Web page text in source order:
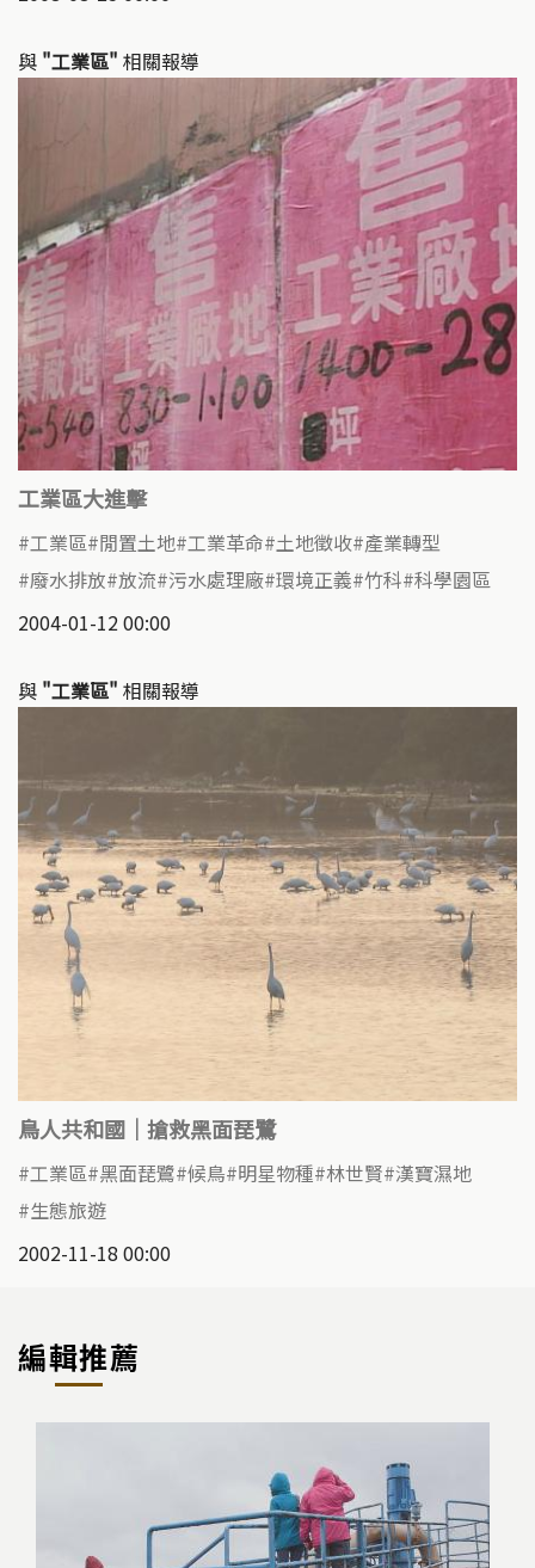
與 "工業區" 相關報導
工業區大進擊
工業區 閒置土地 工業革命 土地徵收 產業轉型
廢水排放 放流 污水處理廠 環境正義 竹科 科學園區
2004-01-12 00:00
與 "工業區" 相關報導
鳥人共和國｜搶救黑面琵鷺
工業區 黑面琵鷺 候鳥 明星物種 林世賢 漢寶濕地
生態旅遊
2002-11-18 00:00
編輯推薦